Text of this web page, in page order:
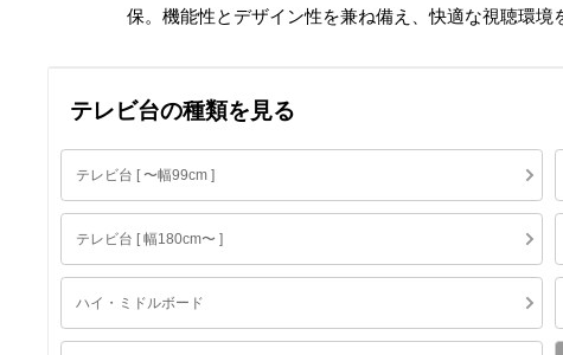
保。機能性とデザイン性を兼ね備え、快適な視聴環境
テレビ台の種類を見る
テレビ台 [ 〜幅99cm ]
テレビ台 [ 幅180cm〜 ]
ハイ・ミドルボード